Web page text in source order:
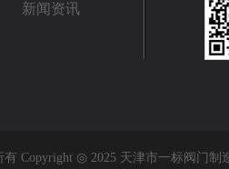
新闻资讯
有 Copyright ◎ 2025 天津市一标阀门制